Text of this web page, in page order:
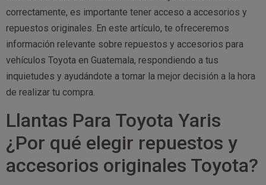
correctamente, es importante tener acceso a accesorios y
repuestos originales. En este artículo, te ofreceremos
información relevante sobre repuestos y accesorios para
vehículos Toyota en Guatemala, respondiendo a tus
inquietudes y ayudándote a tomar la mejor decisión a la hora
de realizar tu compra.
Llantas Para Toyota Yaris
¿Por qué elegir repuestos y
accesorios originales Toyota?